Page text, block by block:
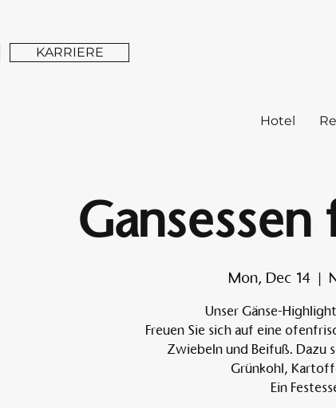
KARRIERE
Hotel
Mon, Dec 14
  |
Unser Gänse-
Freuen Sie sich auf eine
Zwiebeln und Beifuß.
Grünkohl,
Ein